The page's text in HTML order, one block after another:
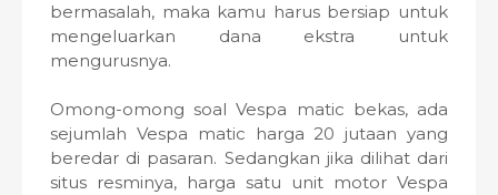
bermasalah, maka kamu harus bersiap untuk
mengeluarkan dana ekstra untuk
mengurusnya.
Omong-omong soal Vespa matic bekas, ada
sejumlah Vespa matic harga 20 jutaan yang
beredar di pasaran. Sedangkan jika dilihat dari
situs resminya, harga satu unit motor Vespa